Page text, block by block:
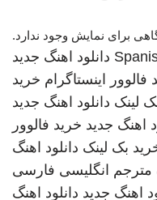
برای نمایش وجود ندارد.
دانلود اهنگ جدید
فالوور اینستاگرام خرید
لینک دانلود اهنگ جدید
اهنگ جدید خرید فالوور
بک لینک دانلود اهنگ
مترجم انگلیسی فارسی
اهنگ جدید دانلود اهنگ